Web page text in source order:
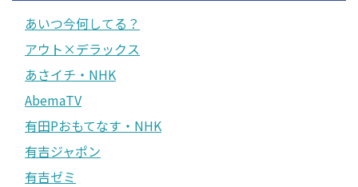
あいつ今何してる？
アウト×デラックス
あさイチ・NHK
AbemaTV
有田Pおもてなす・NHK
有吉ジャポン
有吉ゼミ